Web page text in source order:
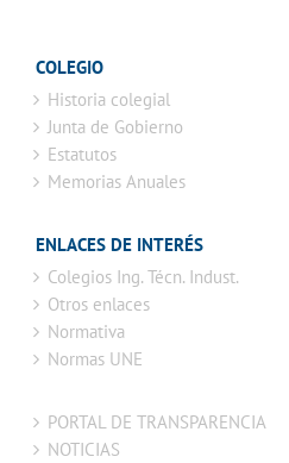
COLEGIO
Historia colegial
Junta de Gobierno
Estatutos
Memorias Anuales
ENLACES DE INTERÉS
Colegios Ing. Técn. Indust.
Otros enlaces
Normativa
Normas UNE
PORTAL DE TRANSPARENCIA
NOTICIAS